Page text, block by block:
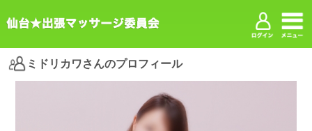
ミドリカワさんのプロフィール